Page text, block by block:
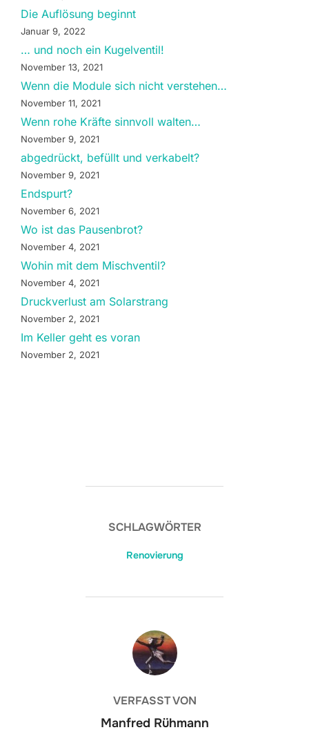
Die Auflösung beginnt
Januar 9, 2022
… und noch ein Kugelventil!
November 13, 2021
Wenn die Module sich nicht verstehen…
November 11, 2021
Wenn rohe Kräfte sinnvoll walten…
November 9, 2021
abgedrückt, befüllt und verkabelt?
November 9, 2021
Endspurt?
November 6, 2021
Wo ist das Pausenbrot?
November 4, 2021
Wohin mit dem Mischventil?
November 4, 2021
Druckverlust am Solarstrang
November 2, 2021
Im Keller geht es voran
November 2, 2021
SCHLAGWÖRTER
Renovierung
BEITRAGSAUTOR
VERFASST VON
Manfred Rühmann